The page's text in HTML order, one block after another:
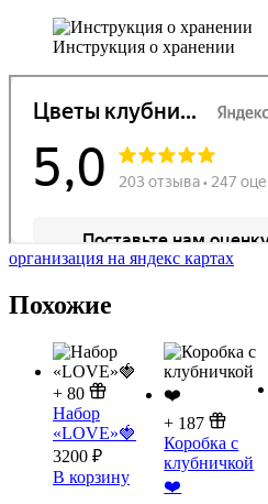
Инструкция о хранении
организация на яндекс картах
Похожие
+ 80
Набор
«LOVE»🍓
3200 ₽
В корзину
+ 187
Коробка с
клубничкой
❤️